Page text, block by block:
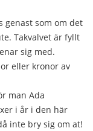
genast som om det
Takvalvet är fyllt
sig med.
eller kronor av
man Ada
i år i den här
inte bry sig om at!